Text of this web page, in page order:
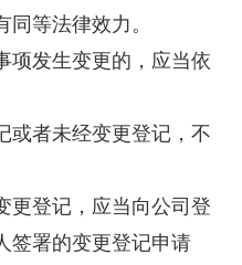
等法律效力。
发生变更的，应当依
者未经变更登记，不
登记，应当向公司登
签署的变更登记申请